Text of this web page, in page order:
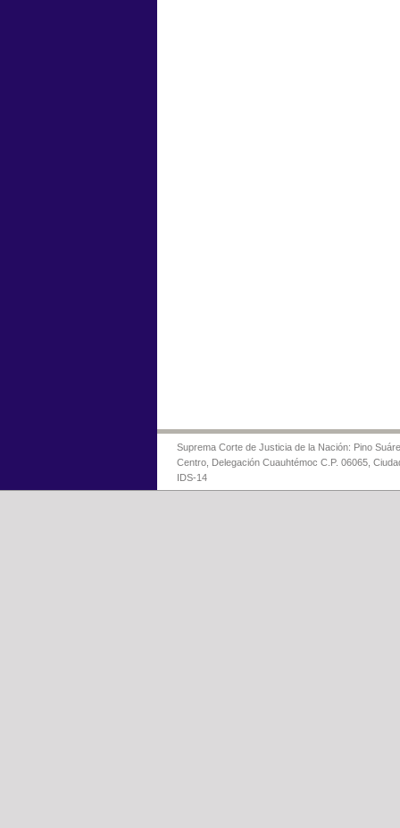
Suprema Corte de Justicia de la Nación: Pino
Centro, Delegación Cuauhtémoc C.P. 06065,
IDS-14